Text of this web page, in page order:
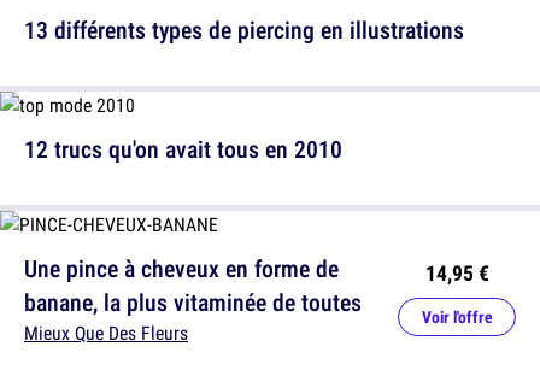
12 trucs qu'on avait tous en 2010
13 différents types de piercing en illustrations
Une pince à cheveux en forme de
banane, la plus vitaminée de toutes
Mieux Que Des Fleurs
14,95 €
Voir l'offre